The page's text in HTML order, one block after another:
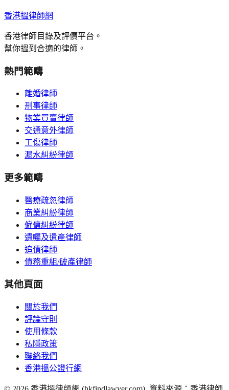
香港搵律師網
香港律師目錄及評價平台。
幫你搵到合適的律師。
熱門範疇
離婚律師
刑事律師
物業買賣律師
交通意外律師
工傷律師
漏水糾紛律師
更多範疇
醫療疏忽律師
商業糾紛律師
僱傭糾紛律師
遺囑及遺產律師
追債律師
債務重組/破產律師
其他頁面
關於我們
評論守則
使用條款
私隱政策
聯絡我們
香港搵公證行網